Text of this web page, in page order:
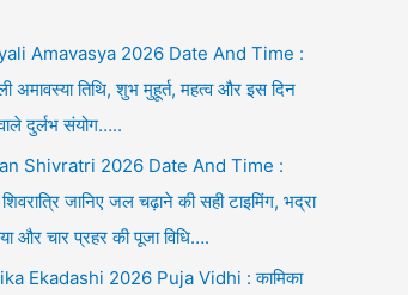
Amavasya 2026 Date And Time :
अमावस्या तिथि, शुभ मुहूर्त, महत्व और इस दिन
दुर्लभ संयोग…..
Shivratri 2026 Date And Time :
जानिए जल चढ़ाने की सही टाइमिंग, भद्रा
और चार प्रहर की पूजा विधि….
Ekadashi 2026 Puja Vidhi : कामिका